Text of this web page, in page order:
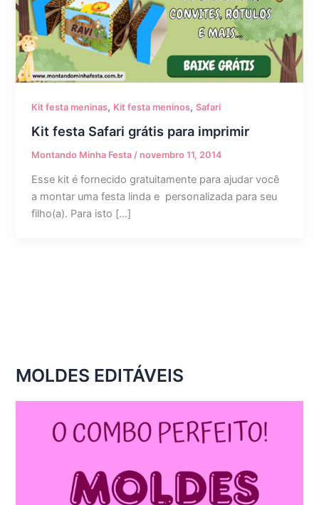
Kit festa meninas, Kit festa meninos,Safari
Kit festa Safari grátis para imprimir
Montando Minha Festa/ novembro 11, 2014
Esse kit é fornecido gratuitamente para ajudar você
a montar uma festa linda e personalizada para seu
filho(a). Para isto […]
MOLDES EDITÁVEIS